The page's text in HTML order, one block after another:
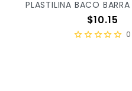
Precio
$10.15
0